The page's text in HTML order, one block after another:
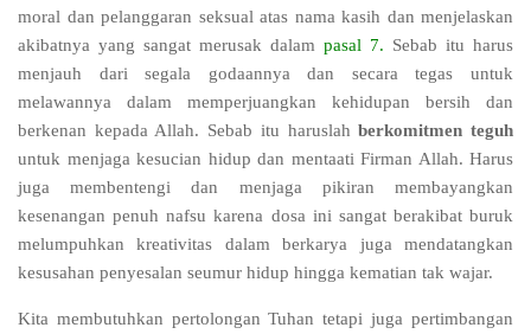
moral dan pelanggaran seksual atas nama kasih dan menjelaskan
akibatnya yang sangat merusak dalam pasal 7. Sebab itu harus
menjauh dari segala godaannya dan secara tegas untuk
melawannya dalam memperjuangkan kehidupan bersih dan
berkenan kepada Allah. Sebab itu haruslahberkomitmen teguh
untuk menjaga kesucian hidup dan mentaati Firman Allah. Harus
juga membentengi dan menjaga pikiran membayangkan
kesenangan penuh nafsu karena dosa ini sangat berakibat buruk
melumpuhkan kreativitas dalam berkarya juga mendatangkan
kesusahan penyesalan seumur hidup hingga kematian tak wajar.
Kita membutuhkan pertolongan Tuhan tetapi juga pertimbangan